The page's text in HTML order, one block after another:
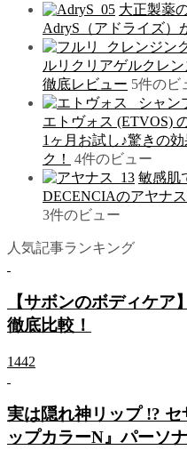
大正製薬
AdryS（アドライズ）
ルリクリアゲルクレ
徹底レビュー 5件のビ
エトヴォス (ETVOS)
1ヶ月お試し♪驚きの
ク！
4件のビュー
敏感肌
DECENCIAのアヤナ
3件のビュー
人気記事ランキング
【サボンのボディケ
徹底比較！
1442
実は隠れ神リップ !?
ップカラーN』パーソ